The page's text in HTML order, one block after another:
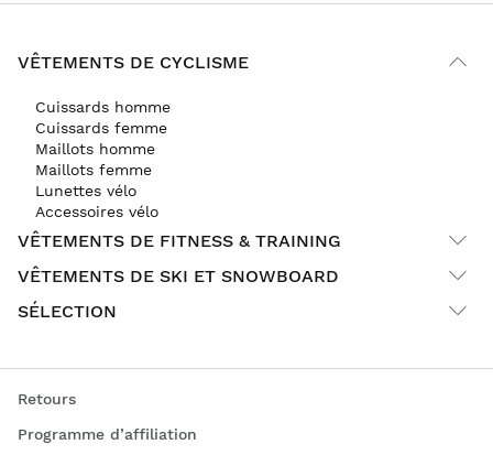
VÊTEMENTS DE CYCLISME
Cuissards homme
Cuissards femme
Maillots homme
Maillots femme
Lunettes vélo
Accessoires vélo
VÊTEMENTS DE FITNESS & TRAINING
VÊTEMENTS DE SKI ET SNOWBOARD
SÉLECTION
Retours
Programme d’affiliation